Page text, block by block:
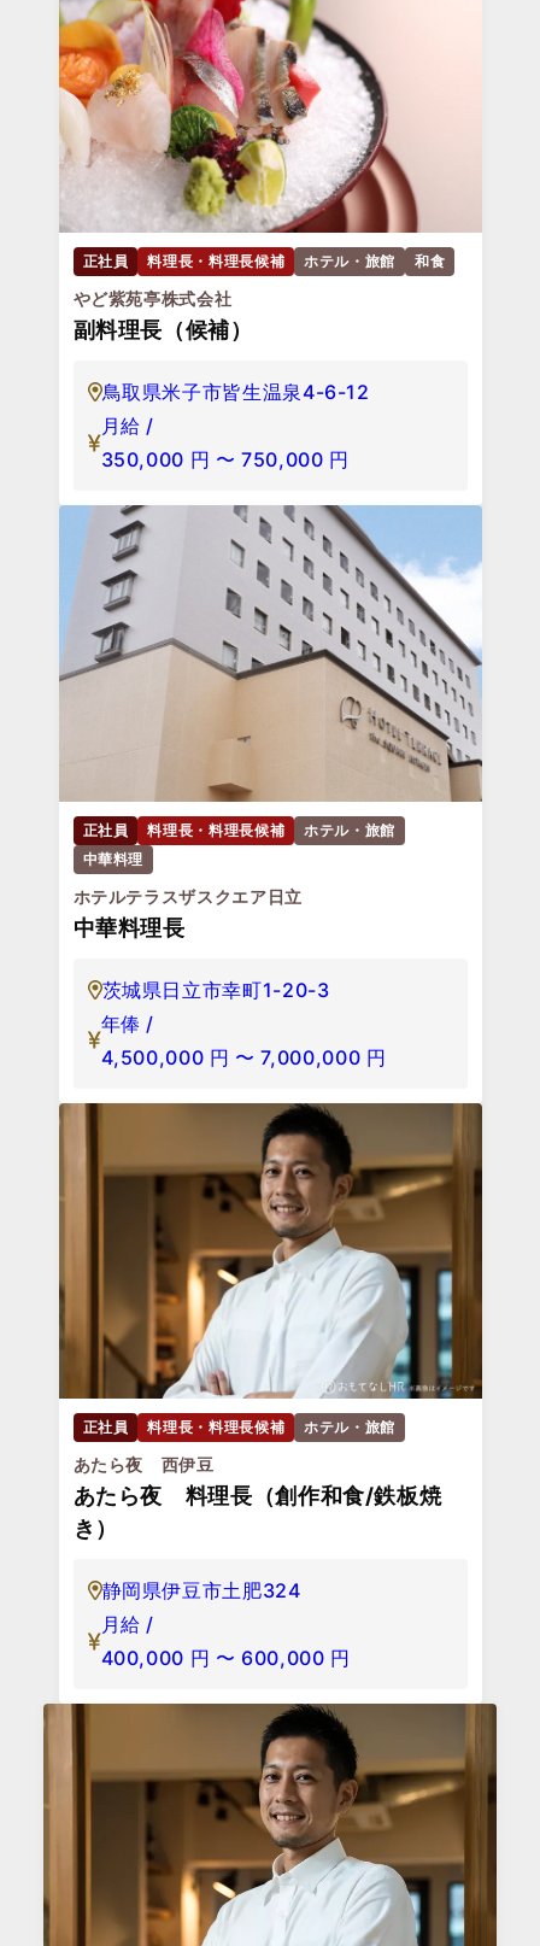
正社員 料理長・料理長候補 ホテル・旅館 和食
やど紫苑亭株式会社
副料理⻑（候補）
鳥取県米子市皆生温泉4-6-12
月給 /
350,000 円 〜 750,000 円
正社員 料理長・料理長候補
ホテル・旅館
中華料理
ホテルテラスザスクエア日立
中華料理長
茨城県日立市幸町1-20-3
年俸 /
4,500,000 円 〜 7,000,000 円
正社員 料理長・料理長候補 ホテル・旅館
あたら夜 西伊豆
あたら夜 料理長（創作和食/鉄板焼
き）
静岡県伊豆市土肥324
月給 /
400,000 円 〜 600,000 円